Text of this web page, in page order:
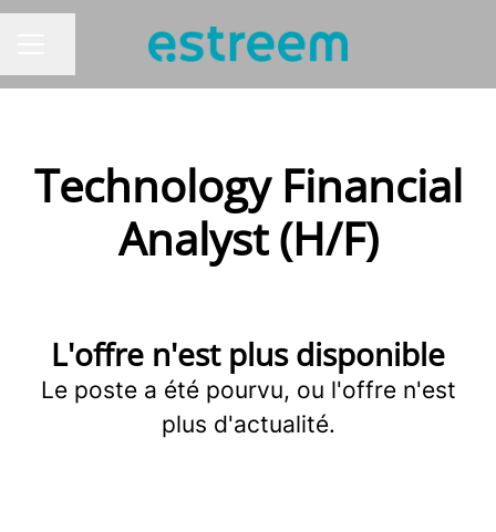
MENU CARRIÈRE
Partager la page
Technology Financial
Analyst (H/F)
L'offre n'est plus disponible
Le poste a été pourvu, ou l'offre n'est
plus d'actualité.